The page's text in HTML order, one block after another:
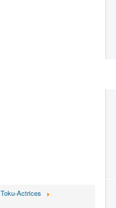
Toku-Actrices